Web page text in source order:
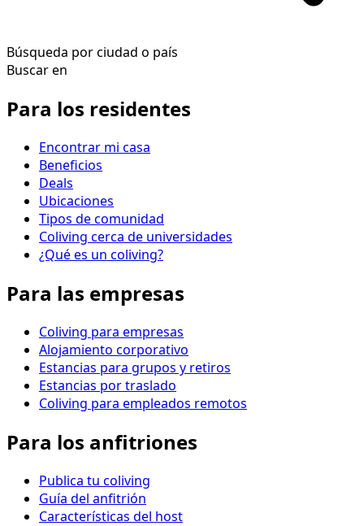
Búsqueda por ciudad o país
Buscar en
Para los residentes
Encontrar mi casa
Beneficios
Deals
Ubicaciones
Tipos de comunidad
Coliving cerca de universidades
¿Qué es un coliving?
Para las empresas
Coliving para empresas
Alojamiento corporativo
Estancias para grupos y retiros
Estancias por traslado
Coliving para empleados remotos
Para los anfitriones
Publica tu coliving
Guía del anfitrión
Características del host